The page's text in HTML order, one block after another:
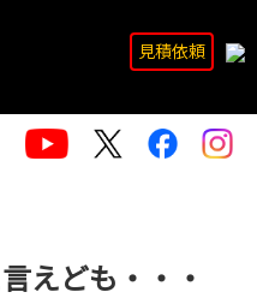
見積依頼
えども・・・